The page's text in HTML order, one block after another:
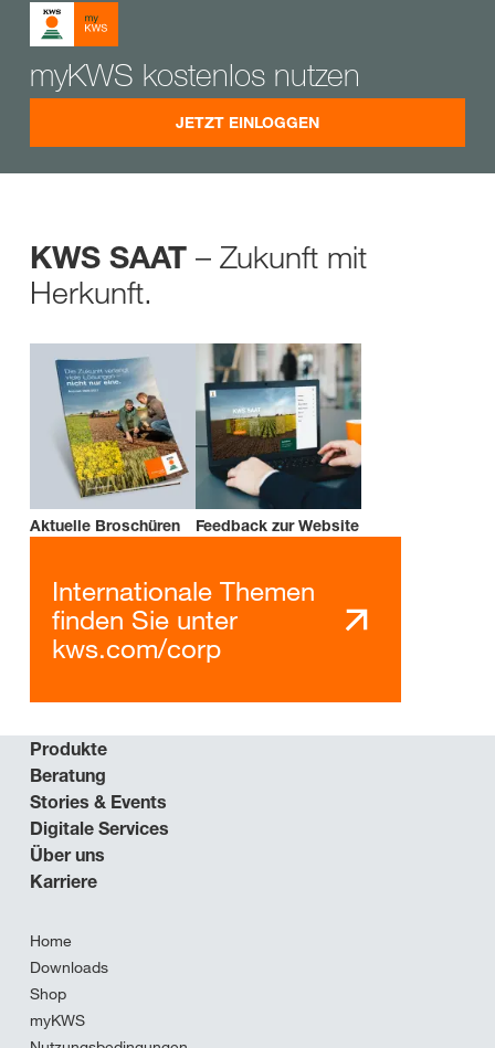
myKWS kostenlos nutzen
JETZT EINLOGGEN
KWS SAAT – Zukunft mit
Herkunft.
Aktuelle Broschüren Feedback zur Website
Internationale Themen
finden Sie unter
kws.com/corp
Produkte
Beratung
Stories & Events
Digitale Services
Über uns
Karriere
Home
Downloads
Shop
myKWS